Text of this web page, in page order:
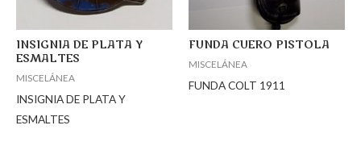
INSIGNIA DE PLATA Y
ESMALTES
MISCELÁNEA
INSIGNIA DE PLATA Y
ESMALTES
FUNDA CUERO PISTOLA
MISCELÁNEA
FUNDA COLT 1911